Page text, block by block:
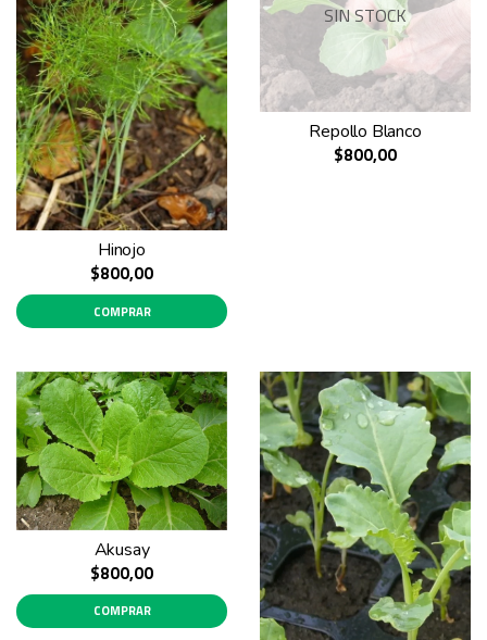
Hinojo
$800,00
COMPRAR
SIN STOCK
Repollo Blanco
$800,00
Akusay
$800,00
COMPRAR